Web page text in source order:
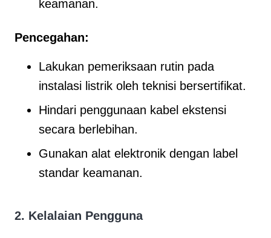
keamanan.
Pencegahan:
Lakukan pemeriksaan rutin pada
instalasi listrik oleh teknisi bersertifikat.
Hindari penggunaan kabel ekstensi
secara berlebihan.
Gunakan alat elektronik dengan label
standar keamanan.
2. Kelalaian Pengguna